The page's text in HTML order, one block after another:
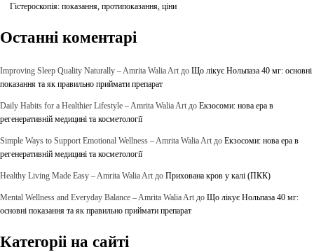
Гістероскопія: показання, протипоказання, ціни
Останні коментарі
Improving Sleep Quality Naturally – Amrita Walia Art до Що лікує Нольпаза 40 мг: основні
показання та як правильно приймати препарат
Daily Habits for a Healthier Lifestyle – Amrita Walia Art до Екзосоми: нова ера в
регенеративній медицині та косметології
Simple Ways to Support Emotional Wellness – Amrita Walia Art до Екзосоми: нова ера в
регенеративній медицині та косметології
Healthy Living Made Easy – Amrita Walia Art до Прихована кров у калі (ПКК)
Mental Wellness and Everyday Balance – Amrita Walia Art до Що лікує Нольпаза 40 мг:
основні показання та як правильно приймати препарат
Категоріі на сайті